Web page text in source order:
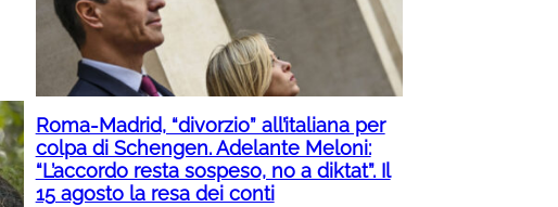
Roma-Madrid, “divorzio” all’italiana per
colpa di Schengen. Adelante Meloni:
“L’accordo resta sospeso, no a diktat”. Il
15 agosto la resa dei conti